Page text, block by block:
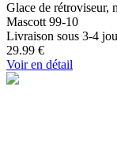
Glace de rétroviseur,
Mascott 99-10
Livraison sous 3-4
29.99 €
Voir en détail